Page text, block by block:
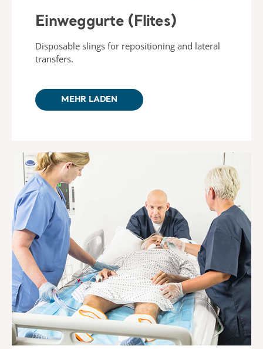
Einweggurte (Flites)
Disposable slings for repositioning and lateral
transfers.
MEHR LADEN